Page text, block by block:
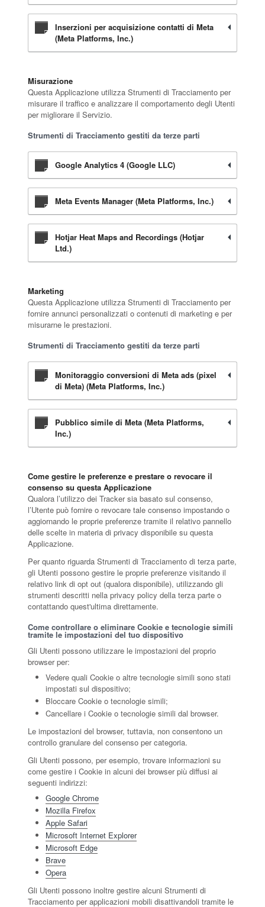
Inserzioni per acquisizione contatti di Meta
(Meta Platforms, Inc.)
Misurazione
Questa Applicazione utilizza Strumenti di Tracciamento per
misurare il traffico e analizzare il comportamento degli Utenti
per migliorare il Servizio.
Strumenti di Tracciamento gestiti da terze parti
Google Analytics 4 (Google LLC)
Meta Events Manager (Meta Platforms, Inc.)
Hotjar Heat Maps and Recordings (Hotjar
Ltd.)
Marketing
Questa Applicazione utilizza Strumenti di Tracciamento per
fornire annunci personalizzati o contenuti di marketing e per
misurarne le prestazioni.
Strumenti di Tracciamento gestiti da terze parti
Monitoraggio conversioni di Meta ads (pixel
di Meta) (Meta Platforms, Inc.)
Pubblico simile di Meta (Meta Platforms,
Inc.)
Come gestire le preferenze e prestare o revocare il
consenso su questa Applicazione
Qualora l’utilizzo dei Tracker sia basato sul consenso,
l’Utente può fornire o revocare tale consenso impostando o
aggiornando le proprie preferenze tramite il relativo pannello
delle scelte in materia di privacy disponibile su questa
Applicazione.
Per quanto riguarda Strumenti di Tracciamento di terza parte,
gli Utenti possono gestire le proprie preferenze visitando il
relativo link di opt out (qualora disponibile), utilizzando gli
strumenti descritti nella privacy policy della terza parte o
contattando quest'ultima direttamente.
Come controllare o eliminare Cookie e tecnologie simili
tramite le impostazioni del tuo dispositivo
Gli Utenti possono utilizzare le impostazioni del proprio
browser per:
Vedere quali Cookie o altre tecnologie simili sono stati
impostati sul dispositivo;
Bloccare Cookie o tecnologie simili;
Cancellare i Cookie o tecnologie simili dal browser.
Le impostazioni del browser, tuttavia, non consentono un
controllo granulare del consenso per categoria.
Gli Utenti possono, per esempio, trovare informazioni su
come gestire i Cookie in alcuni dei browser più diffusi ai
seguenti indirizzi:
Google Chrome
Mozilla Firefox
Apple Safari
Microsoft Internet Explorer
Microsoft Edge
Brave
Opera
Gli Utenti possono inoltre gestire alcuni Strumenti di
Tracciamento per applicazioni mobili disattivandoli tramite le